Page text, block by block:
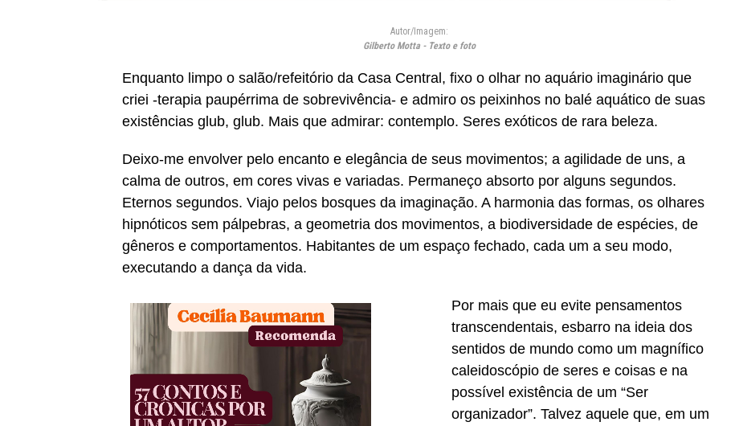
Autor/Imagem:
Gilberto Motta - Texto e foto
Enquanto limpo o salão/refeitório da Casa Central, fixo o olhar no aquário imaginário que
criei -terapia paupérrima de sobrevivência- e admiro os peixinhos no balé aquático de suas
existências glub, glub. Mais que admirar: contemplo. Seres exóticos de rara beleza.
Deixo-me envolver pelo encanto e elegância de seus movimentos; a agilidade de uns, a
calma de outros, em cores vivas e variadas. Permaneço absorto por alguns segundos.
Eternos segundos. Viajo pelos bosques da imaginação. A harmonia das formas, os olhares
hipnóticos sem pálpebras, a geometria dos movimentos, a biodiversidade de espécies, de
gêneros e comportamentos. Habitantes de um espaço fechado, cada um a seu modo,
executando a dança da vida.
Por mais que eu evite pensamentos
transcendentais, esbarro na ideia dos
sentidos de mundo como um magnífico
caleidoscópio de seres e coisas e na
possível existência de um “Ser
organizador”. Talvez aquele que, em um